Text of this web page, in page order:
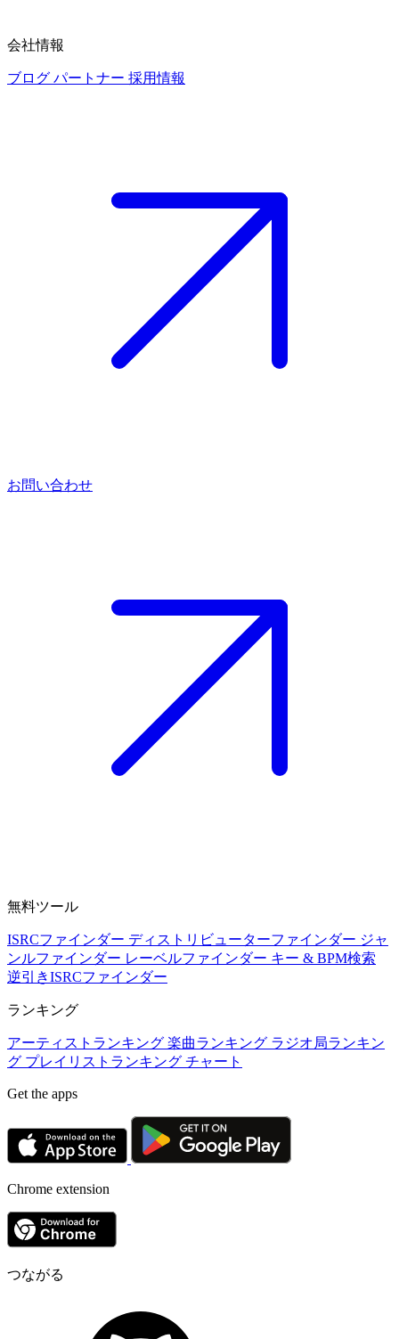
会社情報
ブログ パートナー 採用情報
お問い合わせ
無料ツール
ISRCファインダー ディストリビューターファインダー ジャ
ンルファインダー レーベルファインダー キー & BPM検索
逆引きISRCファインダー
ランキング
アーティストランキング 楽曲ランキング ラジオ局ランキン
グ プレイリストランキング チャート
Get the apps
Chrome extension
つながる